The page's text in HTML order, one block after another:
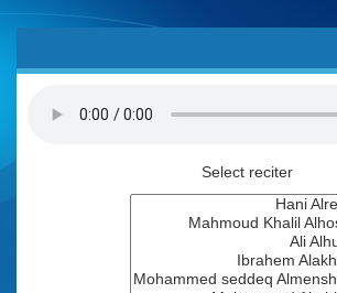
Select reciter